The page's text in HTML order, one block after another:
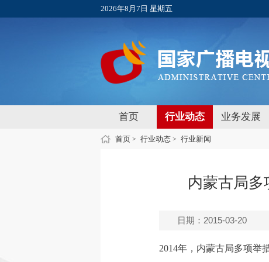
2026年8月7日 星期五
首页 行业动态 业务发展
首页 > 行业动态 > 行业新闻
内蒙古局
日期：2015-03-20
2014年，内蒙古局多项举